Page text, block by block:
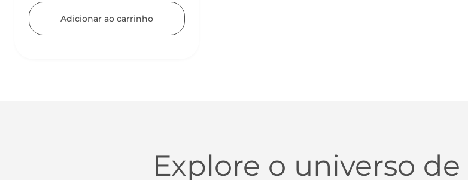
Adicionar ao carrinho
Explore o universo de